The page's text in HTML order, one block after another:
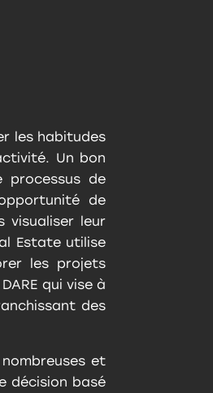
les habitudes
Un bon
processus de
de
visualiser leur
Estate utilise
les projets
qui vise à
des
et
décision basé